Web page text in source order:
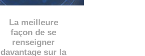
La meilleure
façon de se
renseigner
davantage sur la